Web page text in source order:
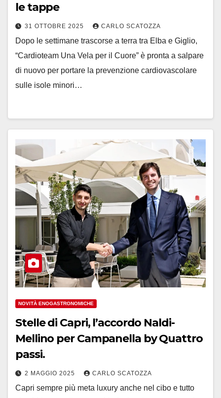
le tappe
31 OTTOBRE 2025 CARLO SCATOZZA
Dopo le settimane trascorse a terra tra Elba e Giglio,
“Cardioteam Una Vela per il Cuore” è pronta a salpare
di nuovo per portare la prevenzione cardiovascolare
sulle isole minori…
NOVITÀ ENOGASTRONOMICHE
Stelle di Capri, l’accordo Naldi-
Mellino per Campanella by Quattro
passi.
2 MAGGIO 2025 CARLO SCATOZZA
Capri sempre più meta luxury anche nel cibo e tutto